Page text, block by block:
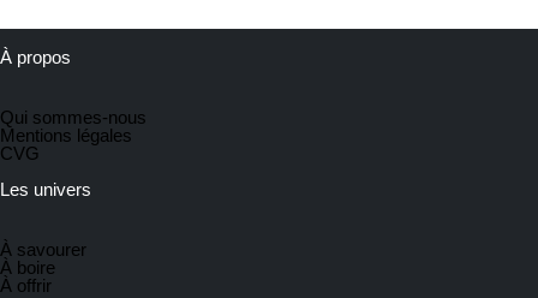
À propos
Qui sommes-nous
Mentions légales
CVG
Les univers
À savourer
À boire
À offrir